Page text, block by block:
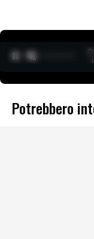
Potrebbero